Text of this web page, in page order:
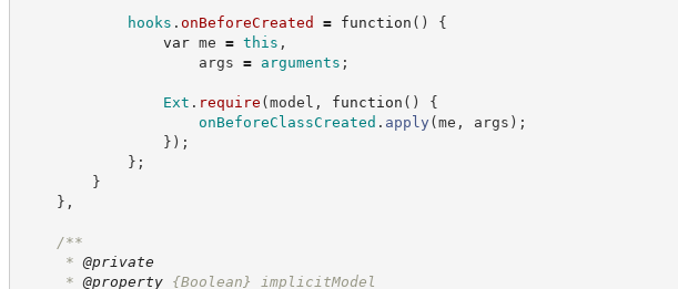
hooks . onBeforeCreated = function ( )
{
var me = this ,
args = arguments ;
Ext . require (model , function ( )
{
onBeforeClassCreated . apply (me , args ) ;
} ) ;
} ;
}
} ,
/**
* @private
* @property {Boolean}
implicitModel